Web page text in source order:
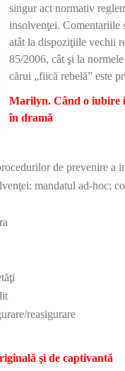
singur act normativ
insolvenţei. Comentariile
atât la dispoziţiile vechii
85/2006, cât şi la
cărui „fiică rebelă” este
Marilyn. Când o iubire
în dramă
de prevenire a
mandatul ad-hoc;
reasigurare
şi de captivantă